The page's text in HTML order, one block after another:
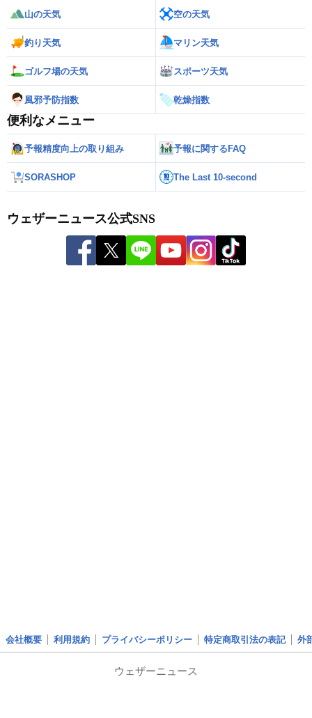
山の天気 空の天気
釣り天気 マリン天気
ゴルフ場の天気 スポーツ天気
風邪予防指数 乾燥指数
便利なメニュー
予報精度向上の取り組み 予報に関するFAQ
SORASHOP The Last 10-second
ウェザーニュース公式SNS
会社概要 利用規約 プライバシーポリシー 特定商取引法の表記 外
ウェザーニュース